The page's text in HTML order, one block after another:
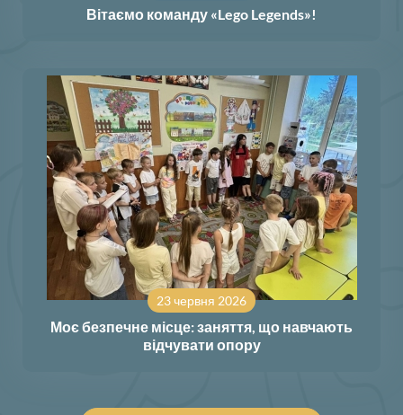
Вітаємо команду «Lego Legends»!
23 червня 2026
Моє безпечне місце: заняття, що навчають
відчувати опору